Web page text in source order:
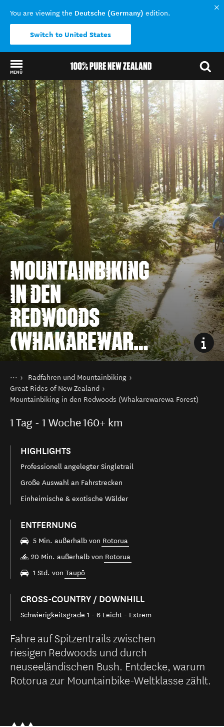
You are viewing the Deutsche (Germany) edition.
Switch to United States
MENÜ
Back to my results
MOUNTAINBIKING
IN DEN
REDWOODS
(WHAKAREWARE
WA FOREST)
Sie sind hier
Startseite
Aktivitäten
Radfahren und Mountainbiking
Great Rides of New Zealand
Mountainbiking in den Redwoods (Whakarewarewa Forest)
1 Tag - 1 Woche160+ km
HIGHLIGHTS
Professionell angelegter Singletrail
Große Auswahl an Fahrstrecken
Einheimische & exotische Wälder
ENTFERNUNG
5 Min. außerhalb von Rotorua
20 Min. außerhalb von Rotorua
1 Std. von Taupō
CROSS-COUNTRY / DOWNHILL
Schwierigkeitsgrade 1 - 6 Leicht - Extrem
Fahre auf Spitzentrails zwischen
riesigen Redwoods und durch
neuseeländischen Bush. Entdecke, warum
Rotorua zur Mountainbike-Weltklasse zählt.